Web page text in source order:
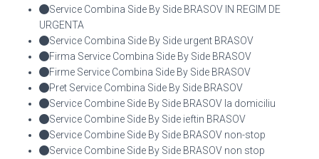
Service Combina Side By Side BRASOV IN REGIM DE
URGENTA
Service Combina Side By Side urgent BRASOV
Firma Service Combina Side By Side BRASOV
Firme Service Combina Side By Side BRASOV
Pret Service Combina Side By Side BRASOV
Service Combine Side By Side BRASOV la domiciliu
Service Combine Side By Side ieftin BRASOV
Service Combine Side By Side BRASOV non-stop
Service Combine Side By Side BRASOV non stop